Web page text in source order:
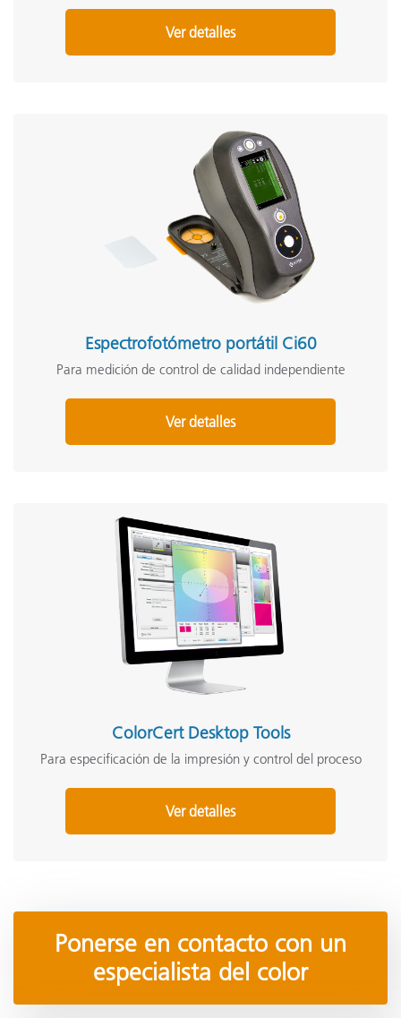
Ver detalles
Espectrofotómetro portátil Ci60
Para medición de control de calidad independiente
Ver detalles
ColorCert Desktop Tools
Para especificación de la impresión y control del proceso
Ver detalles
Ponerse en contacto con un
especialista del color